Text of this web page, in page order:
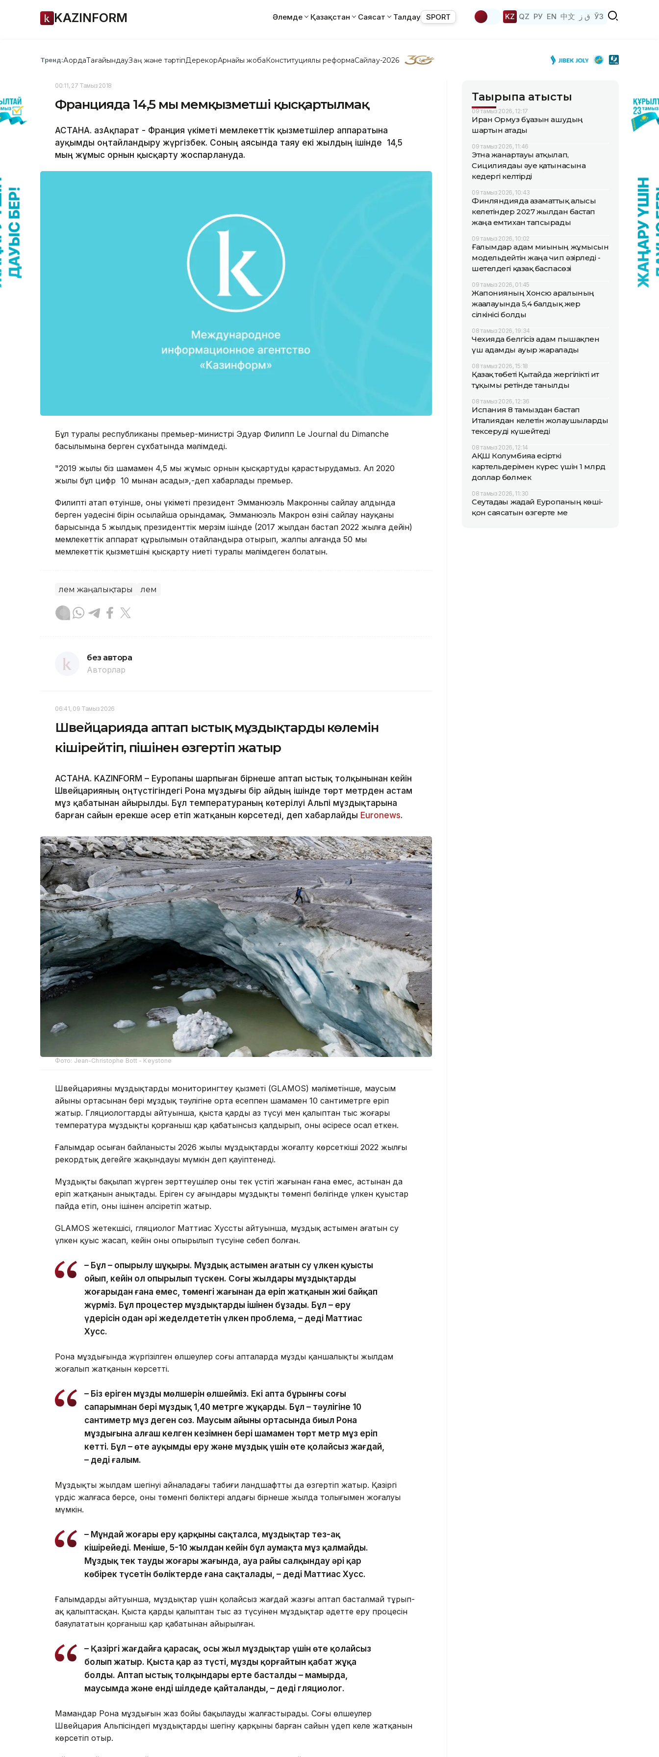
KAZINFORM Әлемде Қазақстан Саясат Талдау SPORT KZ QZ РУ EN 中文 ق ز ЎЗ
Тренд:АқордаТағайындауЗаң және тәртіпДерекқорАрнайы жобаКонституциялық реформаСайлау-2026
00:11, 27 Тамыз 2018
Францияда 14,5 мың мемқызметші қысқартылмақ
АСТАНА. ҚазАқпарат - Франция үкіметі мемлекеттік қызметшілер аппаратына
ауқымды оңтайландыру жүргізбек. Соның аясында таяу екі жылдың ішінде 14,5
мың жұмыс орнын қысқарту жоспарлануда.
Бұл туралы республиканың премьер-министрі Эдуар Филипп Le Journal du Dimanche
басылымына берген сұхбатында мәлімдеді.
"2019 жылы біз шамамен 4,5 мың жұмыс орнын қысқартуды қарастырудамыз. Ал 2020
жылы бұл цифр 10 мыңнан асады»,-деп хабарлады премьер.
Филиптің атап өтуінше, оның үкіметі президент Эмманюэль Макронның сайлау алдында
берген уәдесінің бірін осылайша орындамақ. Эмманюэль Макрон өзінің сайлау науқаны
барысында 5 жылдық президенттік мерзім ішінде (2017 жылдан бастап 2022 жылға дейін)
мемлекеттік аппарат құрылымын оңтайландыра отырып, жалпы алғанда 50 мың
мемлекеттік қызметшіні қысқарту ниеті туралы мәлімдеген болатын.
Әлем жаңалықтары Әлем
без автора
Авторлар
06:41, 09 Тамыз 2026
Швейцарияда аптап ыстық мұздықтардың көлемін
кішірейтіп, пішінен өзгертіп жатыр
АСТАНА. KAZINFORM – Еуропаны шарпыған бірнеше аптап ыстық толқынынан кейін
Швейцарияның оңтүстігіндегі Рона мұздығы бір айдың ішінде төрт метрден астам
мұз қабатынан айырылды. Бұл температураның көтерілуі Альпі мұздықтарына
барған сайын ерекше әсер етіп жатқанын көрсетеді, деп хабарлайды Еuronews.
Фото: Jean-Christophe Bott - Keystone
Швейцарияның мұздықтарды мониторингтеу қызметі (GLAMOS) мәліметінше, маусым
айының ортасынан бері мұздық тәулігіне орта есеппен шамамен 10 сантиметрге еріп
жатыр. Гляциологтардың айтуынша, қыста қардың аз түсуі мен қалыптан тыс жоғары
температура мұздықты қорғаныш қар қабатынсыз қалдырып, оны әсіресе осал еткен.
Ғалымдар осыған байланысты 2026 жылы мұздықтардың жоғалту көрсеткіші 2022 жылғы
рекордтық деңгейге жақындауы мүмкін деп қауіптенеді.
Мұздықты бақылап жүрген зерттеушілер оның тек үстіңгі жағынан ғана емес, астынан да
еріп жатқанын анықтады. Еріген су ағындары мұздықтың төменгі бөлігінде үлкен қуыстар
пайда етіп, оны ішінен әлсіретіп жатыр.
GLAMOS жетекшісі, гляциолог Маттиас Хусстың айтуынша, мұздық астымен ағатын су
үлкен қуыс жасап, кейін оның опырылып түсуіне себеп болған.
– Бұл – опырылу шұңқыры. Мұздық астымен ағатын су үлкен қуысты
ойып, кейін ол опырылып түскен. Соңғы жылдары мұздықтардың
жоғарыдан ғана емес, төменгі жағынан да еріп жатқанын жиі байқап
жүрміз. Бұл процестер мұздықтарды ішінен бұзады. Бұл – еру
үдерісін одан әрі жеделдететін үлкен проблема, – деді Маттиас
Хусс.
Рона мұздығында жүргізілген өлшеулер соңғы апталарда мұздың қаншалықты жылдам
жоғалып жатқанын көрсетті.
– Біз еріген мұздың мөлшерін өлшейміз. Екі апта бұрынғы соңғы
сапарымнан бері мұздық 1,40 метрге жұқарды. Бұл – тәулігіне 10
сантиметр мұз деген сөз. Маусым айының ортасында биыл Рона
мұздығына алғаш келген кезімнен бері шамамен төрт метр мұз еріп
кетті. Бұл – өте ауқымды еру және мұздық үшін өте қолайсыз жағдай,
– деді ғалым.
Мұздықтың жылдам шегінуі айналадағы табиғи ландшафтты да өзгертіп жатыр. Қазіргі
үрдіс жалғаса берсе, оның төменгі бөліктері алдағы бірнеше жылда толығымен жоғалуы
мүмкін.
– Мұндай жоғары еру қарқыны сақталса, мұздықтар тез-ақ
кішірейеді. Меніңше, 5-10 жылдан кейін бұл аумақта мұз қалмайды.
Мұздық тек таудың жоғары жағында, ауа райы салқындау әрі қар
көбірек түсетін бөліктерде ғана сақталады, – деді Маттиас Хусс.
Ғалымдардың айтуынша, мұздықтар үшін қолайсыз жағдай жазғы аптап басталмай тұрып-
ақ қалыптасқан. Қыста қардың қалыптан тыс аз түсуінен мұздықтар әдетте еру процесін
баяулататын қорғаныш қар қабатынан айырылған.
– Қазіргі жағдайға қарасақ, осы жыл мұздықтар үшін өте қолайсыз
болып жатыр. Қыста қар аз түсті, мұзды қорғайтын қабат жұқа
болды. Аптап ыстық толқындары ерте басталды – мамырда,
маусымда және енді шілдеде қайталанды, – деді гляциолог.
Мамандар Рона мұздығын жаз бойы бақылауды жалғастырады. Соңғы өлшеулер
Швейцария Альпісіндегі мұздықтардың шегіну қарқыны барған сайын үдеп келе жатқанын
көрсетіп отыр.
Тақырыпқа қатысты
09 тамыз 2026, 12:17
Иран Ормуз бұғазын ашудың
шартын атады
09 тамыз 2026, 11:46
Этна жанартауы атқылап,
Сицилиядағы әуе қатынасына
кедергі келтірді
09 тамыз 2026, 10:43
Финляндияда азаматтық алғысы
келетіндер 2027 жылдан бастап
жаңа емтихан тапсырады
09 тамыз 2026, 10:02
Ғалымдар адам миының жұмысын
модельдейтін жаңа чип әзірледі -
шетелдегі қазақ баспасөзі
09 тамыз 2026, 01:45
Жапонияның Хонсю аралының
жағалауында 5,4 балдық жер
сілкінісі болды
08 тамыз 2026, 19:34
Чехияда белгісіз адам пышақпен
үш адамды ауыр жаралады
08 тамыз 2026, 15:18
Қазақ төбеті Қытайда жергілікті ит
тұқымы ретінде танылды
08 тамыз 2026, 12:36
Испания 8 тамыздан бастап
Италиядан келетін жолаушыларды
тексеруді күшейтеді
08 тамыз 2026, 12:14
АҚШ Колумбияға есірткі
картельдерімен күрес үшін 1 млрд
доллар бөлмек
08 тамыз 2026, 11:30
Сеутадағы жағдай Еуропаның көші-
қон саясатын өзгерте ме